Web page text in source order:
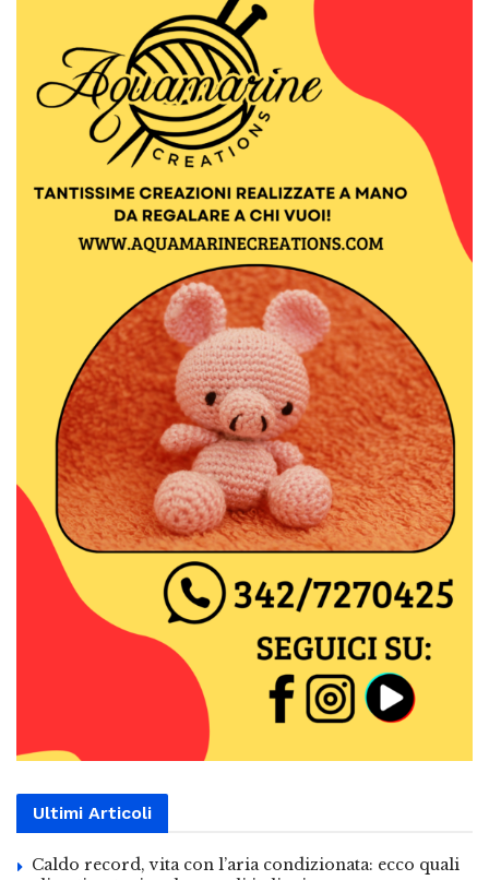
Ultimi Articoli
Caldo record, vita con l’aria condizionata: ecco quali